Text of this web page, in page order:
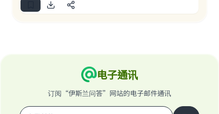
电子通讯
订阅“伊斯兰问答”网站的电子邮件通讯